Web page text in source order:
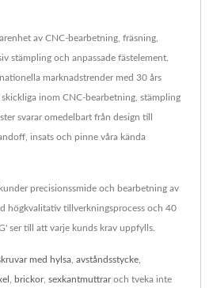
av CNC-bearbetning, fräsning,
stämpling och anpassade fästelement.
marknadstrender med 30 års
inom CNC-bearbetning, stämpling
svarar omedelbart från design till
insats och pinne våra kända
precisionssmide och bearbetning av
högkvalitativ tillverkningsprocess och 40
ser till att varje kunds krav uppfylls.
med hylsa avståndsstycke
brickor, sexkantmuttraroch tveka inte